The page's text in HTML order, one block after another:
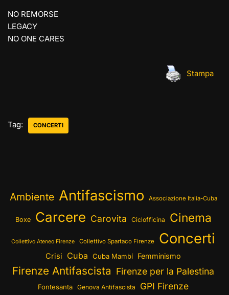
NO REMORSE
LEGACY
NO ONE CARES
Stampa
Tag: CONCERTI
Ambiente Antifascismo Associazione Italia-Cuba
Boxe Carcere Carovita Ciclofficina Cinema
Collettivo Ateneo Firenze Collettivo Spartaco Firenze Concerti
Crisi Cuba Cuba Mambí Femminismo
Firenze Antifascista Firenze per la Palestina
Fontesanta Genova Antifascista GPI Firenze